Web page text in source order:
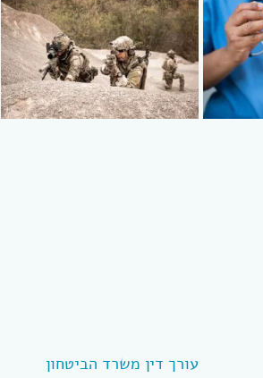
עורך דין משרד הביטחון